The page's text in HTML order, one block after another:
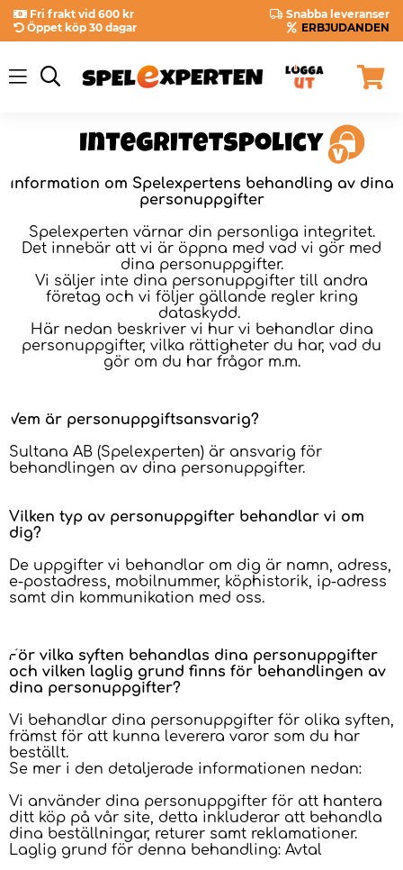
Fri frakt vid 600 kr
Snabba leveranser
Öppet köp 30 dagar
ERBJUDANDEN
Information om Spelexpertens behandling av dina
personuppgifter
Spelexperten värnar din personliga integritet.
Det innebär att vi är öppna med vad vi gör med
dina personuppgifter.
Vi säljer inte dina personuppgifter till andra
företag och vi följer gällande regler kring
dataskydd.
Här nedan beskriver vi hur vi behandlar dina
personuppgifter, vilka rättigheter du har, vad du
gör om du har frågor m.m.
Vem är personuppgiftsansvarig?
Sultana AB (Spelexperten) är ansvarig för
behandlingen av dina personuppgifter.
Vilken typ av personuppgifter behandlar vi om
dig?
De uppgifter vi behandlar om dig är namn, adress,
e-postadress, mobilnummer, köphistorik, ip-adress
samt din kommunikation med oss.
För vilka syften behandlas dina personuppgifter
och vilken laglig grund finns för behandlingen av
dina personuppgifter?
Vi behandlar dina personuppgifter för olika syften,
främst för att kunna leverera varor som du har
beställt.
Se mer i den detaljerade informationen nedan:
Vi använder dina personuppgifter för att hantera
ditt köp på vår site, detta inkluderar att behandla
dina beställningar, returer samt reklamationer.
Laglig grund för denna behandling: Avtal